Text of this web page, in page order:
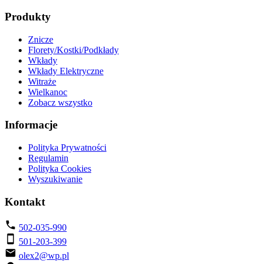
Produkty
Znicze
Florety/Kostki/Podkłady
Wkłady
Wkłady Elektryczne
Witraże
Wielkanoc
Zobacz wszystko
Informacje
Polityka Prywatności
Regulamin
Polityka Cookies
Wyszukiwanie
Kontakt
502-035-990
501-203-399
olex2@wp.pl